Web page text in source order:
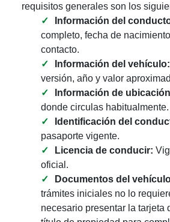
requisitos generales son los
Información del
completo, fecha de
contacto.
Información del vehículo:
versión, año y valor
Información de
donde circulas habitualmente.
Identificación del
pasaporte vigente.
Licencia de conducir:
oficial.
Documentos del
trámites iniciales no lo
necesario presentar la tarjeta